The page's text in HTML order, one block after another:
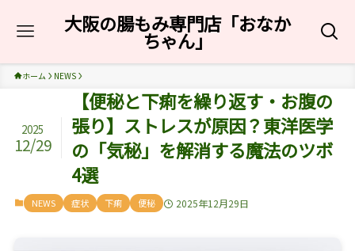
大阪の腸もみ専門店「おなか
ちゃん」
ホーム NEWS
【便秘と下痢を繰り返す・お腹の
張り】ストレスが原因？東洋医学
の「気秘」を解消する魔法のツボ
4選
2025
12/29
NEWS 症状 下痢 便秘 2025年12月29日